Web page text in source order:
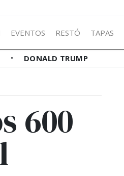
EVENTOS RESTÓ TAPAS
DONALD TRUMP
600